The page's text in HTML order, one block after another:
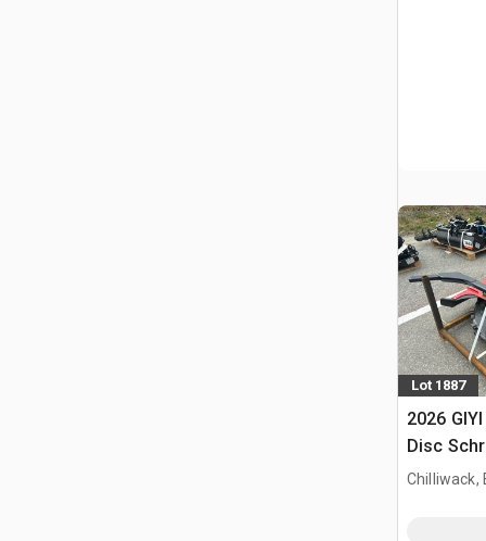
Lot 1887
2026
Disc
(Unused)
Chilliwack,